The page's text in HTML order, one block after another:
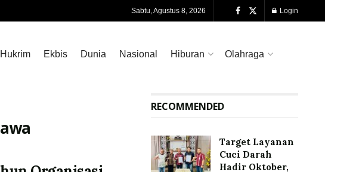
Sabtu, Agustus 8, 2026 Login
Hukrim Ekbis Dunia Nasional Hiburan Olahraga
RECOMMENDED
Target Layanan
Cuci Darah
Hadir Oktober,